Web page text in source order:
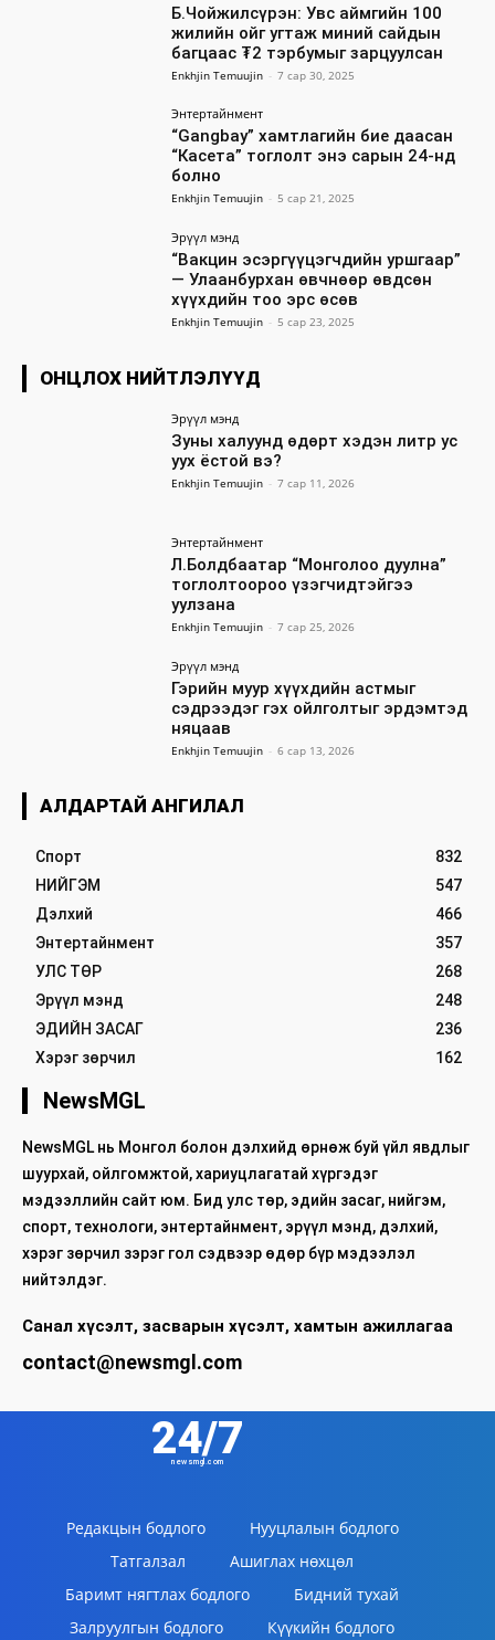
Б.Чойжилсүрэн: Увс аймгийн 100
жилийн ойг угтаж миний сайдын
багцаас ₮2 тэрбумыг зарцуулсан
Enkhjin Temuujin - 7 сар 30, 2025
Энтертайнмент
“Gangbay” хамтлагийн бие даасан
“Касета” тоглолт энэ сарын 24-нд
болно
Enkhjin Temuujin - 5 сар 21, 2025
Эрүүл мэнд
“Вакцин эсэргүүцэгчдийн уршгаар”
— Улаанбурхан өвчнөөр өвдсөн
хүүхдийн тоо эрс өсөв
Enkhjin Temuujin - 5 сар 23, 2025
ОНЦЛОХ НИЙТЛЭЛҮҮД
Эрүүл мэнд
Зуны халуунд өдөрт хэдэн литр ус
уух ёстой вэ?
Enkhjin Temuujin - 7 сар 11, 2026
Энтертайнмент
Л.Болдбаатар “Монголоо дуулна”
тоглолтоороо үзэгчидтэйгээ
уулзана
Enkhjin Temuujin - 7 сар 25, 2026
Эрүүл мэнд
Гэрийн муур хүүхдийн астмыг
сэдрээдэг гэх ойлголтыг эрдэмтэд
няцаав
Enkhjin Temuujin - 6 сар 13, 2026
АЛДАРТАЙ АНГИЛАЛ
Спорт
832
НИЙГЭМ
547
Дэлхий
466
Энтертайнмент
357
УЛС ТӨР
268
Эрүүл мэнд
248
ЭДИЙН ЗАСАГ
236
Хэрэг зөрчил
162
NewsMGL
NewsMGL нь Монгол болон дэлхийд өрнөж буй үйл явдлыг
шуурхай, ойлгомжтой, хариуцлагатай хүргэдэг
мэдээллийн сайт юм. Бид улс төр, эдийн засаг, нийгэм,
спорт, технологи, энтертайнмент, эрүүл мэнд, дэлхий,
хэрэг зөрчил зэрэг гол сэдвээр өдөр бүр мэдээлэл
нийтэлдэг.
Санал хүсэлт, засварын хүсэлт, хамтын ажиллагаа
contact@newsmgl.com
24/7
newsmgl.com
Редакцын бодлого
Нууцлалын бодлого
Татгалзал
Ашиглах нөхцөл
Баримт нягтлах бодлого
Бидний тухай
Залруулгын бодлого
Күүкийн бодлого